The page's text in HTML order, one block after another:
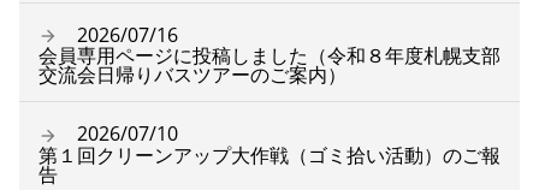
2026/07/16
会員専用ページに投稿しました（令和８年度札幌支部
交流会日帰りバスツアーのご案内）
2026/07/10
第１回クリーンアップ大作戦（ゴミ拾い活動）のご報
告